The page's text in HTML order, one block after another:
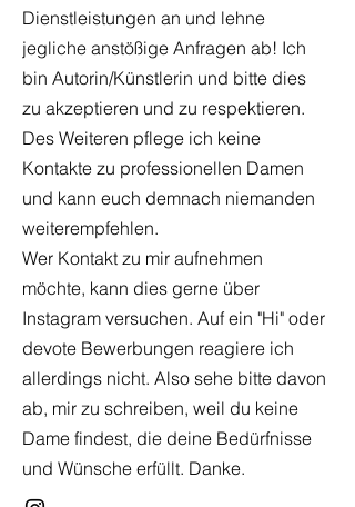
Dienstleistungen an und lehne
jegliche anstößige Anfragen ab! Ich
bin Autorin/Künstlerin und bitte dies
zu akzeptieren und zu respektieren.
Des Weiteren pflege ich keine
Kontakte zu professionellen Damen
und kann euch demnach niemanden
weiterempfehlen.
Wer Kontakt zu mir aufnehmen
möchte, kann dies gerne über
Instagram versuchen. Auf ein "Hi" oder
devote Bewerbungen reagiere ich
allerdings nicht. Also sehe bitte davon
ab, mir zu schreiben, weil du keine
Dame findest, die deine Bedürfnisse
und Wünsche erfüllt. Danke.